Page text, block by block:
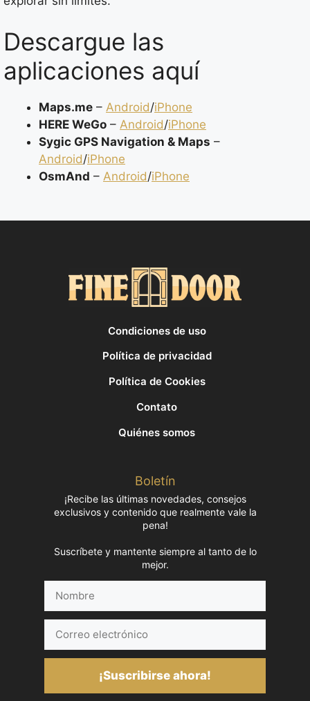
Descargue las
aplicaciones aquí
Maps.me – Android/iPhone
HERE WeGo – Android/iPhone
Sygic GPS Navigation & Maps –
Android/iPhone
OsmAnd – Android/iPhone
Condiciones de uso
Política de privacidad
Política de Cookies
Contato
Quiénes somos
Boletín
¡Recibe las últimas novedades, consejos
exclusivos y contenido que realmente vale la
pena!
Suscríbete y mantente siempre al tanto de lo
mejor.
electrónico
¡Suscribirse ahora!